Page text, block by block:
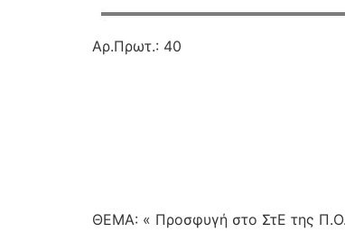
Αρ.Πρωτ.: 40
ΘΕΜΑ: « Προσφυγή στο ΣτΕ της